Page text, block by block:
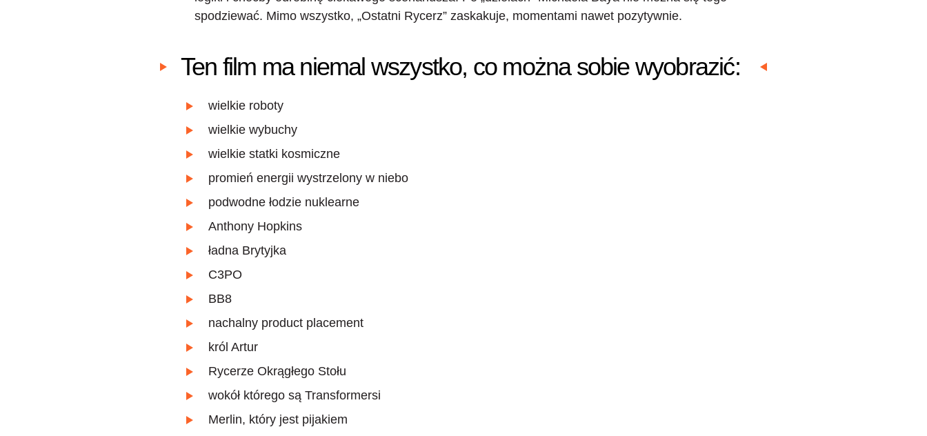
spodziewać. Mimo wszystko, „Ostatni Rycerz” zaskakuje, momentami nawet pozytywnie.
Ten film ma niemal wszystko, co można sobie wyobrazić:
wielkie roboty
wielkie wybuchy
wielkie statki kosmiczne
promień energii wystrzelony w niebo
podwodne łodzie nuklearne
Anthony Hopkins
ładna Brytyjka
C3PO
BB8
nachalny product placement
król Artur
Rycerze Okrągłego Stołu
wokół którego są Transformersi
Merlin, który jest pijakiem